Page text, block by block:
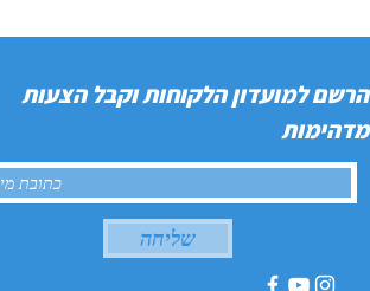
הרשם למועדון הלקוחות וקבל הצעות
מדהימות
שליחה